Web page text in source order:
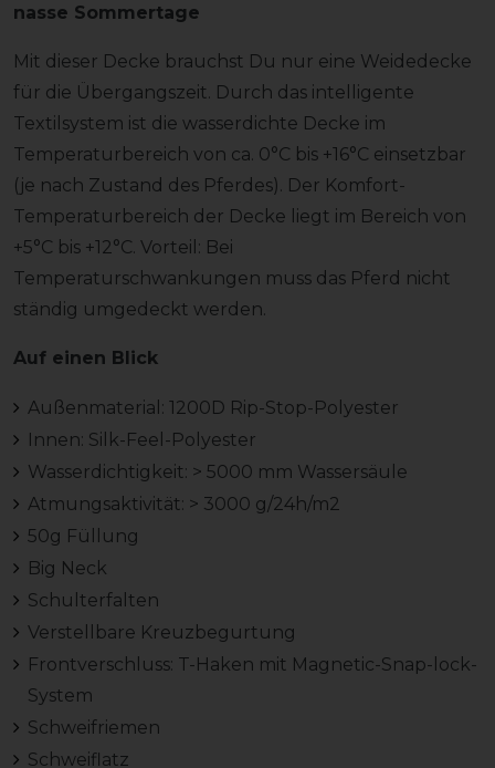
nasse Sommertage
Mit dieser Decke brauchst Du nur eine Weidedecke
für die Übergangszeit. Durch das intelligente
Textilsystem ist die wasserdichte Decke im
Temperaturbereich von ca. 0°C bis +16°C einsetzbar
(je nach Zustand des Pferdes). Der Komfort-
Temperaturbereich der Decke liegt im Bereich von
+5°C bis +12°C. Vorteil: Bei
Temperaturschwankungen muss das Pferd nicht
ständig umgedeckt werden.
Auf einen Blick
Außenmaterial: 1200D Rip-Stop-Polyester
Innen: Silk-Feel-Polyester
Wasserdichtigkeit: > 5000 mm Wassersäule
Atmungsaktivität: > 3000 g/24h/m2
50g Füllung
Big Neck
Schulterfalten
Verstellbare Kreuzbegurtung
Frontverschluss: T-Haken mit Magnetic-Snap-lock-
System
Schweifriemen
Schweiflatz